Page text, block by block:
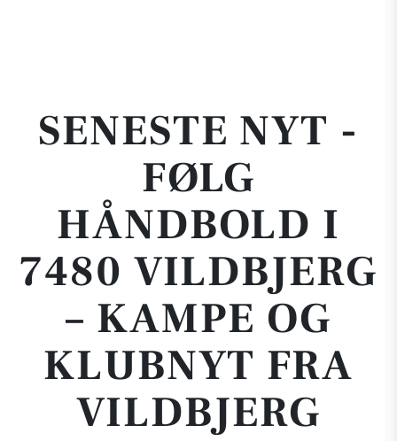
SENESTE NYT -
FØLG
HÅNDBOLD I
7480 VILDBJERG
– KAMPE OG
KLUBNYT FRA
VILDBJERG